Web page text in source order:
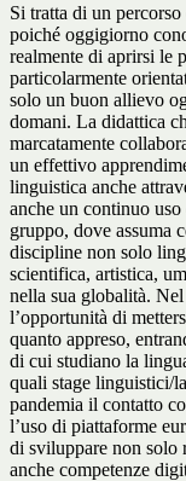
Si tratta di un
poiché oggigiorno
realmente di aprirsi le
particolarmente
solo un buon allievo
domani. La didattica
marcatamente
un effettivo
linguistica anche
anche un continuo
gruppo, dove assuma
discipline non solo
scientifica, artistica,
nella sua globalità.
l’opportunità di
quanto appreso,
di cui studiano la
quali stage linguistici/
pandemia il contatto
l’uso di piattaforme
di sviluppare non solo
anche competenze